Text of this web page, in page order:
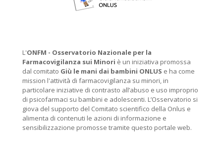
L'ONFM - Osservatorio Nazionale per la
Farmacovigilanza sui Minori è un iniziativa promossa
dal comitato Giù le mani dai bambini ONLUS e ha come
mission l'attività di farmacovigilanza su minori, in
particolare iniziative di contrasto all’abuso e uso improprio
di psicofarmaci su bambini e adolescenti. L’Osservatorio si
giova del supporto del Comitato scientifico della Onlus e
alimenta di contenuti le azioni di informazione e
sensibilizzazione promosse tramite questo portale web.